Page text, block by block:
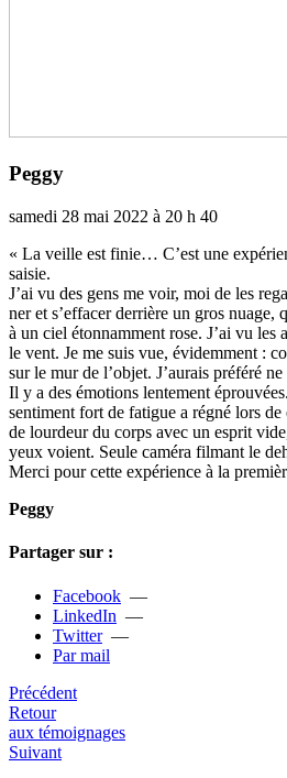
Peggy
samedi 28 mai 2022 à 20 h 40
« La veille est finie… C’est une
saisie.
J’ai vu des gens me voir, moi de les
ner et s’effa­cer der­rière un gros nuage,
à un ciel étonnamment rose. J’ai vu les
le vent. Je me suis vue, évidemment :
sur le mur de l’objet. J’aurais pré­féré
Il y a des émotions len­te­ment
sen­ti­ment fort de fati­gue a régné lors
de lour­deur du corps avec un esprit
yeux voient. Seule caméra fil­mant le
Merci pour cette expé­rience à la
Peggy
Partager sur :
Facebook —
LinkedIn —
Twitter—
Par mail
Précédent
Retour
aux témoignages
Suivant